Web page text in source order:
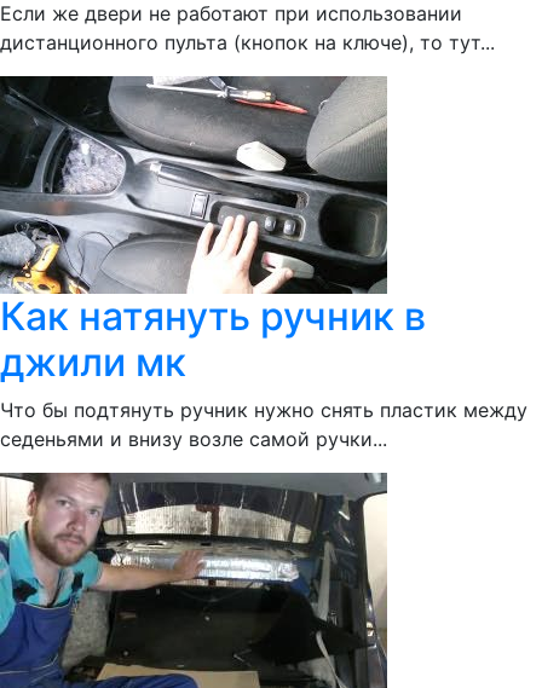
Если же двери не работают при использовании
дистанционного пульта (кнопок на ключе), то тут...
Как натянуть ручник в
джили мк
Что бы подтянуть ручник нужно снять пластик между
седеньями и внизу возле самой ручки...